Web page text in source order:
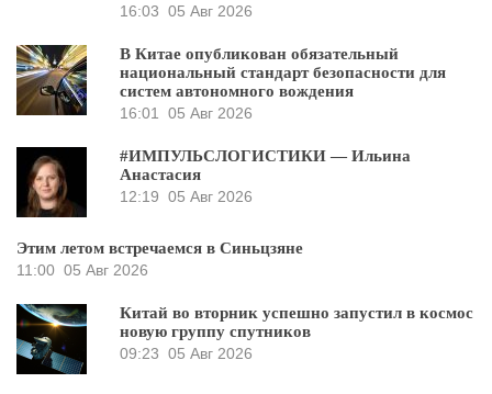
16:03 05 Авг 2026
В Китае опубликован обязательный
национальный стандарт безопасности для
систем автономного вождения
16:01 05 Авг 2026
#ИМПУЛЬСЛОГИСТИКИ — Ильина
Анастасия
12:19 05 Авг 2026
Этим летом встречаемся в Синьцзяне
11:00 05 Авг 2026
Китай во вторник успешно запустил в космос
новую группу спутников
09:23 05 Авг 2026